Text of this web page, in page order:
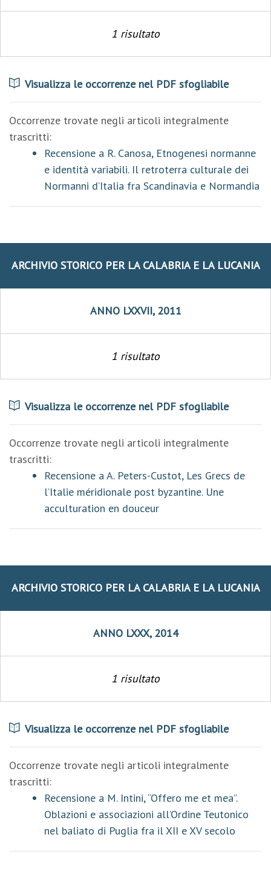
1 risultato
Visualizza le occorrenze nel PDF sfogliabile
Occorrenze trovate negli articoli integralmente
trascritti:
Recensione a R. Canosa, Etnogenesi normanne
e identità variabili. Il retroterra culturale dei
Normanni d’Italia fra Scandinavia e Normandia
ARCHIVIO STORICO PER LA CALABRIA E LA LUCANIA
ANNO LXXVII, 2011
1 risultato
Visualizza le occorrenze nel PDF sfogliabile
Occorrenze trovate negli articoli integralmente
trascritti:
Recensione a A. Peters-Custot, Les Grecs de
l’Italie méridionale post byzantine. Une
acculturation en douceur
ARCHIVIO STORICO PER LA CALABRIA E LA LUCANIA
ANNO LXXX, 2014
1 risultato
Visualizza le occorrenze nel PDF sfogliabile
Occorrenze trovate negli articoli integralmente
trascritti:
Recensione a M. Intini, “Offero me et mea”.
Oblazioni e associazioni all’Ordine Teutonico
nel baliato di Puglia fra il XII e XV secolo